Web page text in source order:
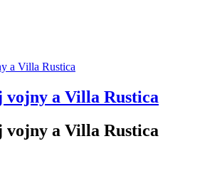
vojny a Villa Rustica
vojny a Villa Rustica